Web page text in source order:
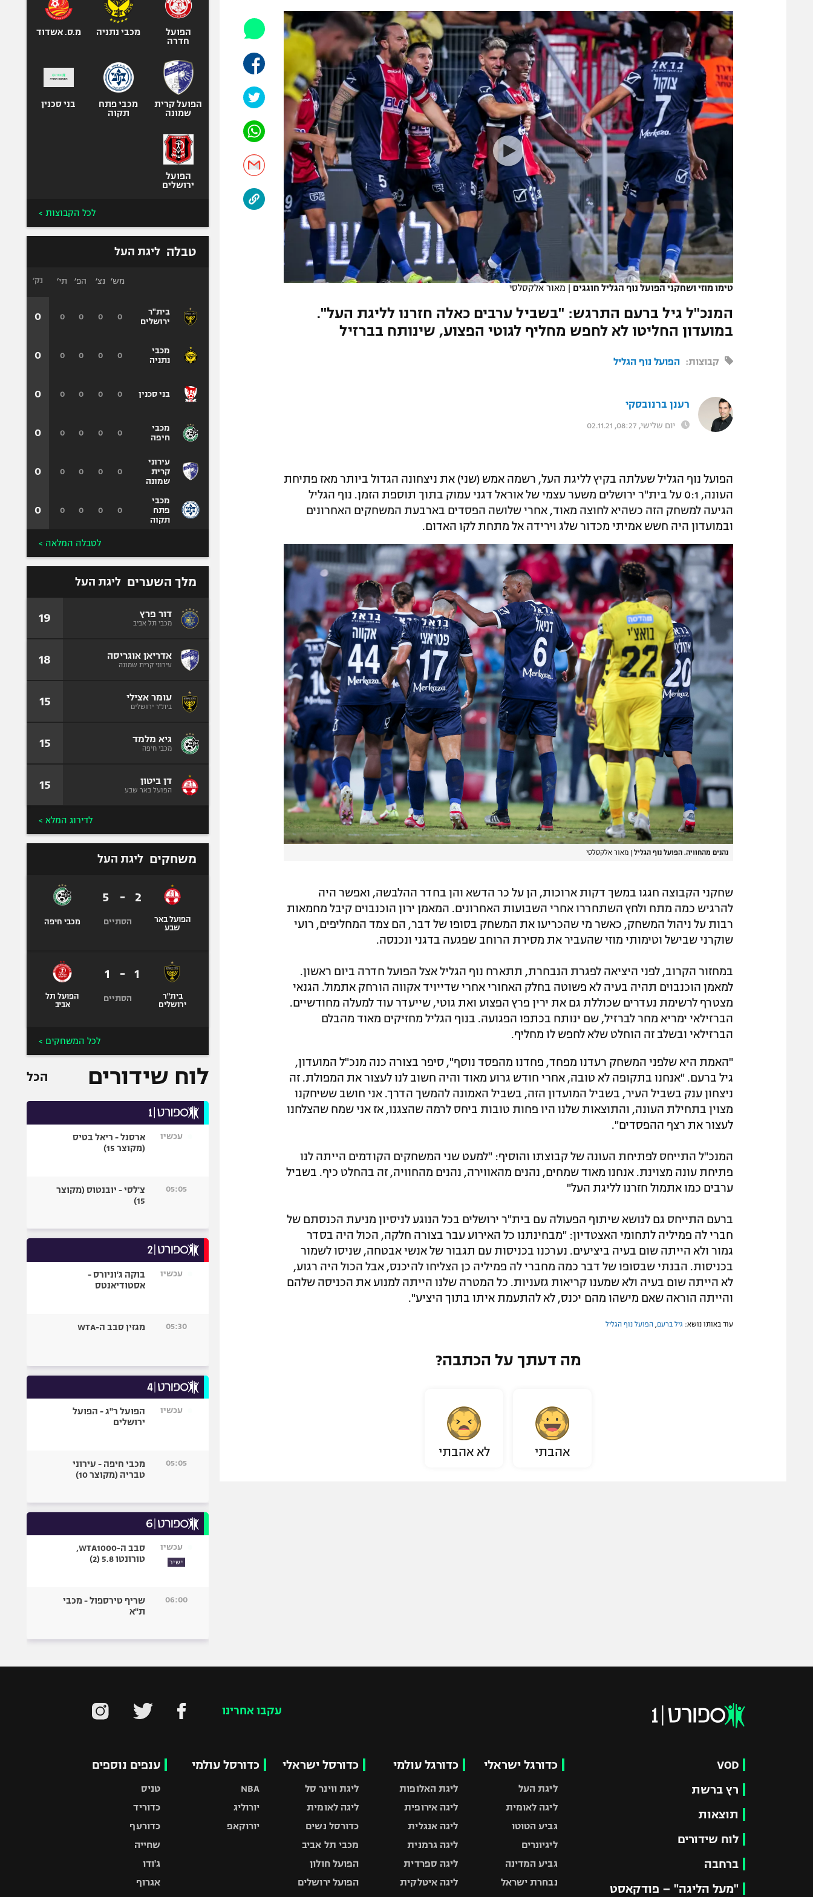
תקנון משתתפים וזוכים בפרסים
תקנון עבור פעילות אלקטרה
תקנון עבור פעילות ספורט 1 – "מרלן"
טניס
גיימינג E-Sports
תנאי שימוש
מדיניות פרטיות
תקנון פעילות ספורט 1
רשיון להקרנה פומבית לבית עסק
הצטרפות לחבילת הערוצים
לוח דרושים – ג'ובנט
תגיות
הפועל תל אביב
הפועל חיפה
הפועל באר שבע
מכבי נתניה
בני יהודה
ליגה סינית
ליגה ברזילאית
ליגות נוספות
אופניים
ספורט מוטורי
פוטבול אמריקאי NFL
בייסבול MLB
ספורט אתגרי
ואקסטרים
טימו מוזי ושחקני הפועל נוף הגליל חוגגים | מאור אלקסלסי
המנכ"ל גיל ברעם התרגש: "בשביל ערבים כאלה חזרנו לליגת העל".
במועדון החליטו לא לחפש מחליף לגוטי הפצוע, שינותח בברזיל
קבוצות: הפועל נוף הגליל
רענן ברנובסקי
יום שלישי, 08:27, 02.11.21
הפועל נוף הגליל שעלתה בקיץ לליגת העל, רשמה אמש (שני) את ניצחונה הגדול ביותר מאז פתיחת
העונה, 0:1 על בית"ר ירושלים משער עצמי של אוראל דגני עמוק בתוך תוספת הזמן. נוף הגליל
הגיעה למשחק הזה כשהיא לחוצה מאוד, אחרי שלושה הפסדים בארבעת המשחקים האחרונים
ובמועדון היה חשש אמיתי מכדור שלג וירידה אל מתחת לקו האדום.
נהנים מהחוויה. הפועל נוף הגליל | מאור אלקסלסי
שחקני הקבוצה חגגו במשך דקות ארוכות, הן על כר הדשא והן בחדר ההלבשה, ואפשר היה
להרגיש כמה מתח ולחץ השתחררו אחרי השבועות האחרונים. המאמן ירון הוכנבוים קיבל מחמאות
רבות על ניהול המשחק, כאשר מי שהכריעו את המשחק בסופו של דבר, הם צמד המחליפים, רועי
שוקרני שבישל וטימותי מוזי שהעביר את מסירת הרוחב שפגעה בדגני ונכנסה.
במחזור הקרוב, לפני היציאה לפגרת הנבחרת, תתארח נוף הגליל אצל הפועל חדרה ביום ראשון.
למאמן הוכנבוים תהיה בעיה לא פשוטה בחלק האחורי אחרי שדייויד אקווה הורחק אתמול. הגנאי
מצטרף לרשימת נעדרים שכוללת גם את ירין פרץ הפצוע ואת גוטי, שייעדר עוד למעלה מחודשיים.
הברזילאי ימריא מחר לברזיל, שם ינותח בכתפו הפגועה. בנוף הגליל מחזיקים מאוד מהבלם
הברזילאי ובשלב זה הוחלט שלא לחפש לו מחליף.
"האמת היא שלפני המשחק רעדנו מפחד, פחדנו מהפסד נוסף", סיפר בצורה כנה מנכ"ל המועדון,
גיל ברעם. "אנחנו בתקופה לא טובה, אחרי חודש גרוע מאוד והיה חשוב לנו לעצור את המפולת. זה
ניצחון ענק בשביל העיר, בשביל המועדון הזה, בשביל האמונה להמשך הדרך. אני חושב ששיחקנו
מצוין בתחילת העונה, והתוצאות שלנו היו פחות טובות ביחס לרמה שהצגנו, אז אני שמח שהצלחנו
לעצור את רצף ההפסדים".
המנכ"ל התייחס לפתיחת העונה של קבוצתו והוסיף: "למעט שני המשחקים הקודמים הייתה לנו
פתיחת עונה מצוינת. אנחנו מאוד שמחים, נהנים מהאווירה, נהנים מהחוויה, זה בהחלט כיף. בשביל
ערבים כמו אתמול חזרנו לליגת העל"
ברעם התייחס גם לנושא שיתוף הפעולה עם בית"ר ירושלים בכל הנוגע לניסיון מניעת הכנסתם של
חברי לה פמיליה לתחומי האצטדיון: "מבחינתנו כל האירוע עבר בצורה חלקה, הכול היה בסדר
גמור ולא הייתה שום בעיה ביציעים. נערכנו בכניסות עם תגבור של אנשי אבטחה, שניסו לשמור
בכניסות. הבנתי שבסופו של דבר כמה מחברי לה פמיליה כן הצליחו להיכנס, אבל הכול היה רגוע,
לא הייתה שום בעיה ולא שמענו קריאות גזעניות. כל המטרה שלנו הייתה למנוע את הכניסה שלהם
והייתה הוראה שאם מישהו מהם יכנס, לא להתעמת איתו בתוך היציע".
עוד באותו נושא: גיל ברעם הפועל נוף הגליל
מה דעתך על הכתבה?
אהבתי לא אהבתי
הפועל
חדרה
מכבי נתניה מ.ס. אשדוד
הפועל קרית
שמונה
מכבי פתח
תקוה
בני סכנין
הפועל
ירושלים
לכל הקבוצות >
טבלה ליגת העל
בית"ר
ירושלים
מכבי
נתניה
בני סכנין
מכבי
חיפה
עירוני
קרית
שמונה
מכבי
פתח
תקוה
מש׳ נצ׳ הפ׳ תי׳
0
0
0
0
0
0
0
0
0
0
0
0
0
0
0
0
0
0
0
0
0
0
0
0
נק׳
0
0
0
0
0
0
לטבלה המלאה >
מלך השערים ליגת העל
דור פרץ
מכבי תל אביב 19
אדריאן אוגריסה
עירוני קרית שמונה 18
עומר אצילי
בית"ר ירושלים 15
גיא מלמד
מכבי חיפה 15
דן ביטון
הפועל באר שבע 15
לדירוג המלא >
משחקים ליגת העל
הפועל באר
שבע
2
-
5
הסתיים מכבי חיפה
בית"ר
ירושלים
1
-
1
הסתיים
הפועל תל
אביב
לכל המשחקים >
לוח שידורים הכל
עכשיו
ארסנל - ריאל בטיס
(מקוצר 15)
05:05
צ'לסי - יובנטוס (מקוצר
15)
עכשיו
בוקה ג'וניורס -
אסטודיאנטס
05:30 מגזין סבב ה-WTA
עכשיו
הפועל ר"ג - הפועל
ירושלים
05:05
מכבי חיפה - עירוני
טבריה (מקוצר 10)
עכשיו
ישיר
סבב ה-WTA1000,
טורונטו 5.8 (2)
06:00
שריף טירספול - מכבי
ת"א
עקבו אחרינו
VOD
רץ ברשת
תוצאות
לוח שידורים
ברחבה
"מעל הליגה" – פודקאסט
כדורגל ישראלי
ליגת העל
ליגה לאומית
גביע הטוטו
ליגיונרים
גביע המדינה
נבחרת ישראל
כדורגל עולמי
ליגת האלופות
ליגה אירופית
ליגה אנגלית
ליגה גרמנית
ליגה ספרדית
ליגה איטלקית
כדורסל ישראלי
ליגת ווינר סל
ליגה לאומית
כדורסל נשים
מכבי תל אביב
הפועל חולון
הפועל ירושלים
כדורסל עולמי
NBA
יורוליג
יורוקאפ
ענפים נוספים
טניס
כדוריד
כדורעף
שחייה
ג'ודו
אגרוף